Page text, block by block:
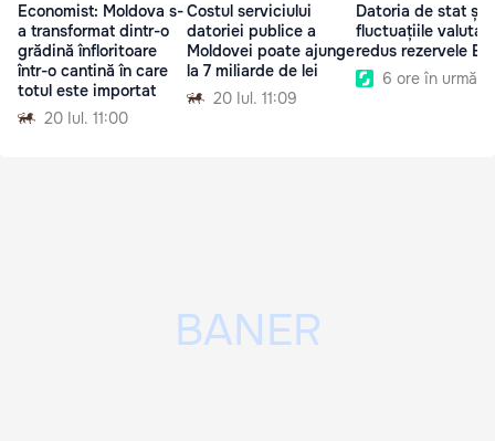
Economist: Moldova s-
a transformat dintr-o
grădină înfloritoare
într-o cantină în care
totul este importat
20 Iul. 11:00
Costul serviciului
datoriei publice a
Moldovei poate ajunge
la 7 miliarde de lei
20 Iul. 11:09
Datoria de stat și
fluctuațiile
redus rezervele
6 ore în urmă